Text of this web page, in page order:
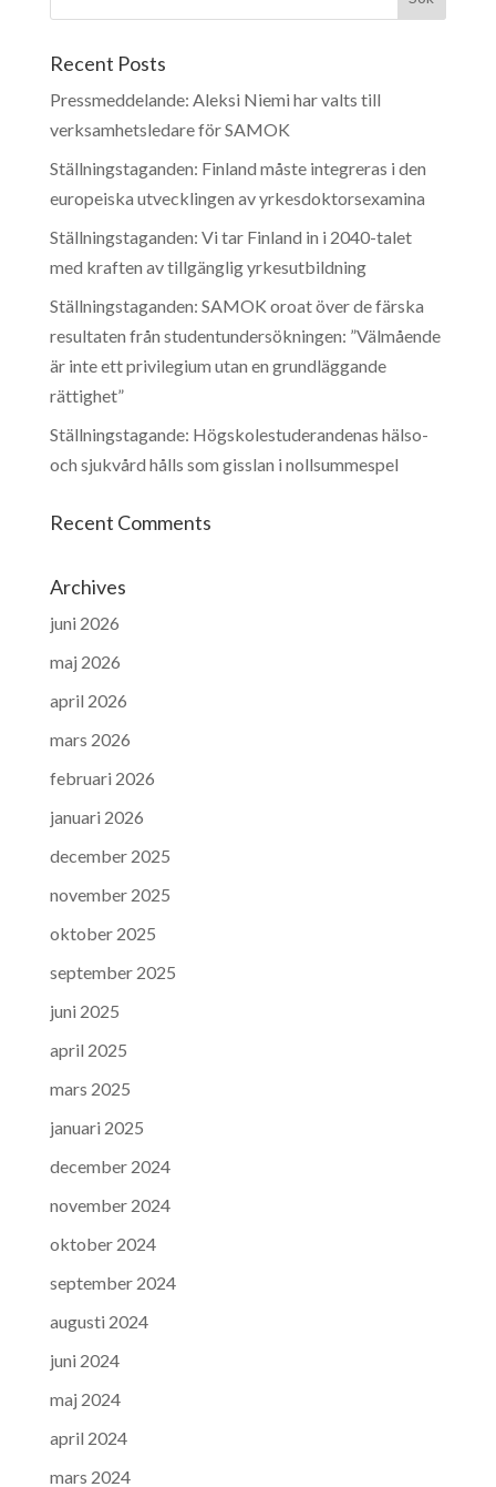
Recent Posts
Pressmeddelande: Aleksi Niemi har valts till
verksamhetsledare för SAMOK
Ställningstaganden: Finland måste integreras i den
europeiska utvecklingen av yrkesdoktorsexamina
Ställningstaganden: Vi tar Finland in i 2040-talet
med kraften av tillgänglig yrkesutbildning
Ställningstaganden: SAMOK oroat över de färska
resultaten från studentundersökningen: ”Välmående
är inte ett privilegium utan en grundläggande
rättighet”
Ställningstagande: Högskolestuderandenas hälso-
och sjukvård hålls som gisslan i nollsummespel
Recent Comments
Archives
juni 2026
maj 2026
april 2026
mars 2026
februari 2026
januari 2026
december 2025
november 2025
oktober 2025
september 2025
juni 2025
april 2025
mars 2025
januari 2025
december 2024
november 2024
oktober 2024
september 2024
augusti 2024
juni 2024
maj 2024
april 2024
mars 2024